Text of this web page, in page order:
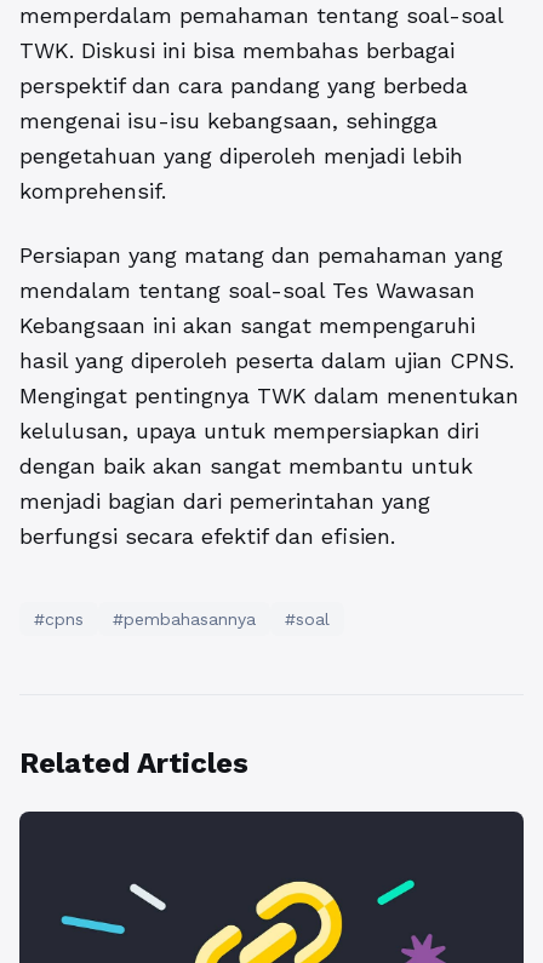
memperdalam pemahaman tentang soal-soal
TWK. Diskusi ini bisa membahas berbagai
perspektif dan cara pandang yang berbeda
mengenai isu-isu kebangsaan, sehingga
pengetahuan yang diperoleh menjadi lebih
komprehensif.
Persiapan yang matang dan pemahaman yang
mendalam tentang soal-soal Tes Wawasan
Kebangsaan ini akan sangat mempengaruhi
hasil yang diperoleh peserta dalam ujian CPNS.
Mengingat pentingnya TWK dalam menentukan
kelulusan, upaya untuk mempersiapkan diri
dengan baik akan sangat membantu untuk
menjadi bagian dari pemerintahan yang
berfungsi secara efektif dan efisien.
#cpns #pembahasannya #soal
Related Articles